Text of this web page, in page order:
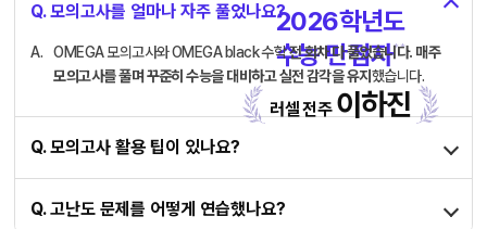
2026학년도
수능 만점자* *
러셀 전주 이하진
Q. 모의고사를 얼마나 자주 풀었나요?
OMEGA 모의고사와 OMEGA black 수학전 회차 다 풀었습니다. 매주
모의고사를 풀며 꾸준히 수능을 대비하고 실전 감각을 유지했습니다.
Q. 모의고사 활용 팁이 있나요?
Q. 고난도 문제를 어떻게 연습했나요?